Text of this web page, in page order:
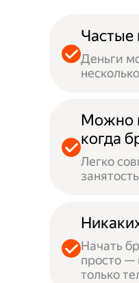
Частые
Деньги
Можно
когда
Легко
Начать
просто —
только